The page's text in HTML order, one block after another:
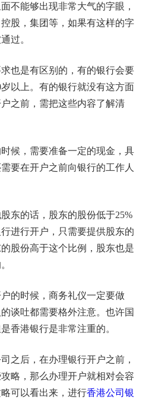
不能够出现非常大气的字眼，
股，集团等，如果有这样的字
过。
也是有区别的，有的银行会要
以上。有的银行就没有这方面
之前，需把这些内容了解清
候，需要准备一定的现金，具
要在开户之前向银行的工作人
东的话，股东的股份低于25%
进行开户，只需要提供股东的
股份高于这个比例，股东也是
的时候，商务礼仪一定要做
谈吐都需要格外注意。也许国
香港银行是非常注重的。
之后，在办理银行开户之前，
略，那么办理开户就相对会容
可以看出来，进行香港公司银